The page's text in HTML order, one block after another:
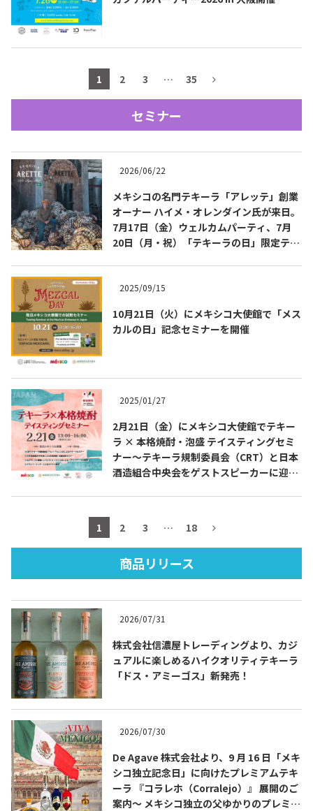
トピックス一覧
テキーラ・メスカルが飲める
バー＆レストラン
Bar & Restaurant
Tequila Journal SNS 在日メキシコ大使館 SNS
テキーラとは
テキーラマーケット
メキシコ料理
メキシコの記念日 トピックス
イベント一覧
お問合せ プライバシーポリシー サイトマップ
1 2 3 … 35
セミナー
2026/06/22
メキシコの名門テキーラ「アレッテ」創業
オーナー ハイメ・オレンダイン氏が来日。
7月17日（金）ウェルカムパーティ、7月
20日（月・祝）「テキーラの日」限定テイ
2025/09/15
10月21日（火）にメキシコ大使館で「メス
カルの日」記念セミナーを開催
2025/01/27
2月21日（金）にメキシコ大使館でテキー
ラ × 本格焼酎・泡盛 テイスティングセミ
ナー～テキーラ規制委員会（CRT）と日本
酒造組合中央会をゲストスピーカーに迎え
1 2 3 … 18
商品リリース
2026/07/31
株式会社信濃屋トレーディングより、カジ
ュアルに楽しめるハイクオリティテキーラ
「ドス・アミーゴス」新発売！
2026/07/30
De Agave 株式会社より、9 月 16 日「メキ
シコ独立記念日」に向けたプレミアムテキ
ーラ 『コラレホ（Corralejo）』 展開のご
案内〜 メキシコ独立の父ゆかりのプレミア